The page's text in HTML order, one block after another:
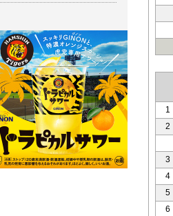
1
2
3
4
5
6